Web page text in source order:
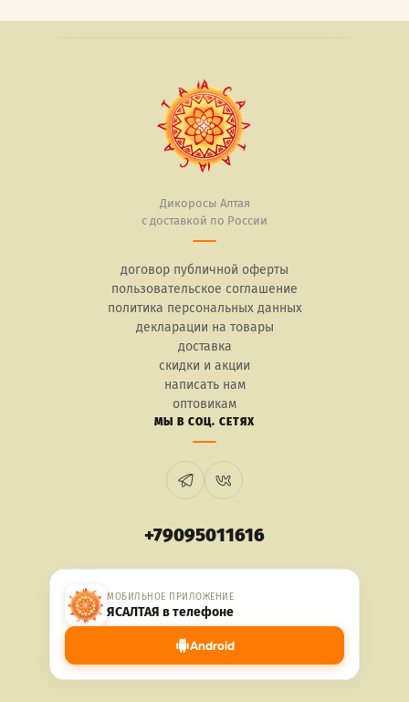
Дикоросы Алтая
с доставкой по России
договор публичной оферты
пользовательское соглашение
политика персональных данных
декларации на товары
доставка
скидки и акции
написать нам
оптовикам
МЫ В СОЦ. СЕТЯХ
+79095011616
МОБИЛЬНОЕ ПРИЛОЖЕНИЕ
ЯСАЛТАЯ в телефоне
Android